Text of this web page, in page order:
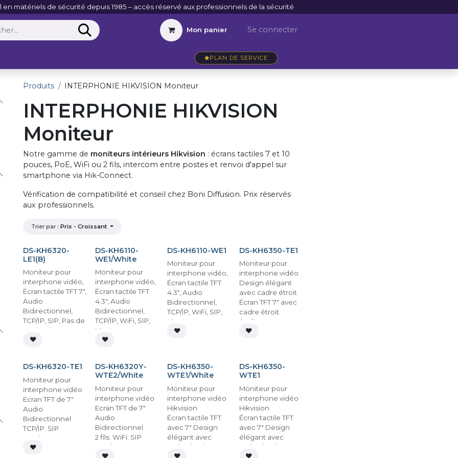
matériels de sécurité depuis 1985 – accès réservé aux professionnels de la sécurité
Mon panier Se connecter
PLAN DE SERVICE
Produits INTERPHONIE HIKVISION Moniteur
INTERPHONIE HIKVISION
Moniteur
Notre gamme de moniteurs intérieurs Hikvision : écrans tactiles 7 et 10
pouces, PoE, WiFi ou 2 fils, intercom entre postes et renvoi d'appel sur
smartphone via Hik-Connect.
Vérification de compatibilité et conseil chez Boni Diffusion. Prix réservés
aux professionnels.
Trier par : Prix - Croissant
DS-KH6320-
LE1(B)
Moniteur pour
interphone vidéo,
Écran tactile TFT 7",
Audio
Bidirectionnel,
TCP/IP, SIP, Pas de
connexion avec
l'application
DS-KH6110-
WE1/White
Moniteur pour
interphone vidéo,
Écran tactile TFT
4.3", Audio
Bidirectionnel,
TCP/IP, WiFi, SIP,
Montage en
surface | Blanc
DS-KH6110-WE1
Moniteur pour
interphone vidéo,
Écran tactile TFT
4.3", Audio
Bidirectionnel,
TCP/IP, WiFi, SIP,
Montage en
superficie
DS-KH6350-TE1
Moniteur pour
interphone vidéo
Design élégant
avec cadre étroit
Écran TFT 7" avec
cadre étroit
Audio
bidirectionnel
jusqu'à 128 Go
DS-KH6320-TE1
Moniteur pour
interphone vidéo
Ecran TFT de 7"
Audio
Bidirectionnel
TCP/IP. SIP
Emplacement pour
carte microSD
DS-KH6320Y-
WTE2/White
Moniteur pour
interphone vidéo
Ecran TFT de 7"
Audio
Bidirectionnel
2 fils. WiFi. SIP
Emplacement pour
carte microSD
DS-KH6350-
WTE1/White
Moniteur pour
interphone vidéo
Hikvision
Écran tactile TFT
avec 7" Design
élégant avec
cadre étroit
Audio
DS-KH6350-
WTE1
Moniteur pour
interphone vidéo
Hikvision
Écran tactile TFT
avec 7" Design
élégant avec
cadre étroit
Audio